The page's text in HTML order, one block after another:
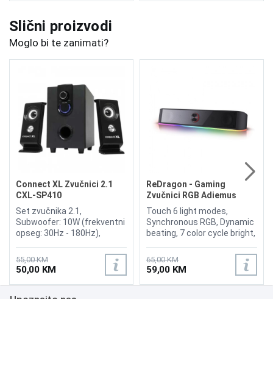
Slični proizvodi
Moglo bi te zanimati?
Connect XL Zvučnici 2.1
CXL-SP410
Set zvučnika 2.1,
Subwoofer: 10W (frekventni
opseg: 30Hz - 180Hz),
opseg: 150 - 20KHz, Control
panel: Power/Volume, Boja:
crna. Garancija 12 mjeseci.
55,00 KM
50,00 KM
ReDragon - Gaming
Zvučnici RGB Adiemus
GS560
Touch 6 light modes,
Synchronous RGB, Dynamic
beating, 7 color cycle bright,
Power on off, Volume
Control, Enhanced bass
effect, Power Input : 5V ,
USB+3.5mm audio, Speaker
65,00 KM
59,00 KM
Upoznajte nas